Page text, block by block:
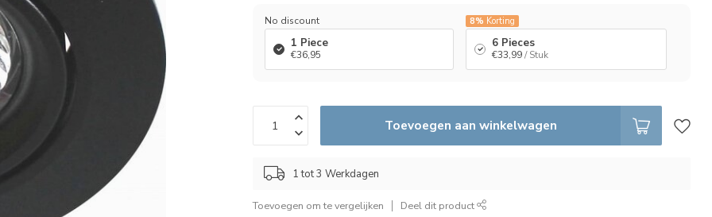
No discount
1 Piece
€36,95
8% Korting
6 Pieces
€33,99/ Stuk
Toevoegen aan winkelwagen
1 tot 3 Werkdagen
Toevoegen om te vergelijken Deel dit product